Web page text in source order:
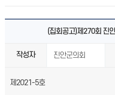
(집회공고)제270회 진
작성자 진안군의회
제2021-5호